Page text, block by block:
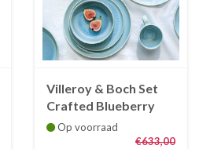
Villeroy & Boch Set
Crafted Blueberry
voor 6 personen
Op voorraad
€633,00